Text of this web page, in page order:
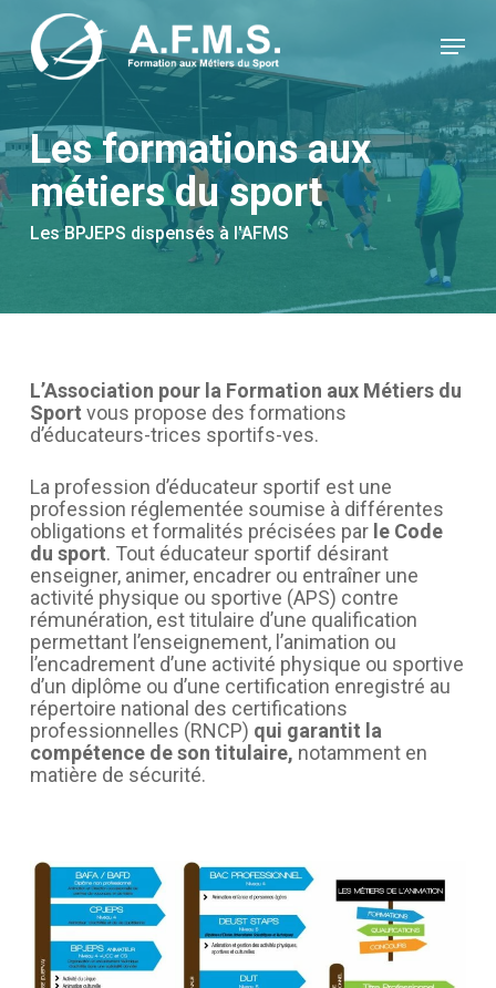
main
content
Menu
Les formations aux
métiers du sport
Les BPJEPS dispensés à l'AFMS
L’Association pour la Formation aux Métiers du
Sport vous propose des formations
d’éducateurs-trices sportifs-ves.
La profession d’éducateur sportif est une
profession réglementée soumise à différentes
obligations et formalités précisées par le Code
du sport. Tout éducateur sportif désirant
enseigner, animer, encadrer ou entraîner une
activité physique ou sportive (APS) contre
rémunération, est titulaire d’une qualification
permettant l’enseignement, l’animation ou
l’encadrement d’une activité physique ou sportive
d’un diplôme ou d’une certification enregistré au
répertoire national des certifications
professionnelles (RNCP) qui garantit la
compétence de son titulaire, notamment en
matière de sécurité.
Panneau de gestion des cookies